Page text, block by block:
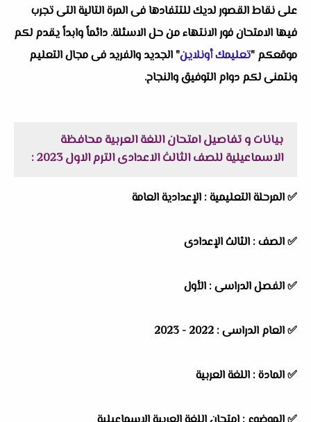
على نقاط القصور لديك للتتفادها فى المرة التالية التى تجرب
فيها الامتحان فور الانتهاء من حل الاسئلة. دائماً وابداً يقدم لكم
موقعكم "تعليمك أونلاين" الجديد والفريد فى مجال التعليم
ونتمنى لكم دوام التوفيق والنجاح.
بيانات و تفاصيل امتحان اللغة العربية محافظة
الاسماعيلية للصف الثالث الاعدادى الترم الاول 2023 :
✅المرحلة التعليمية : الإعدادية العامة
✅الصف : الثالث الإعدادى
✅الفصل الدراسى : الأول
✅العام الدراسى :
✅المادة : اللغة العربية